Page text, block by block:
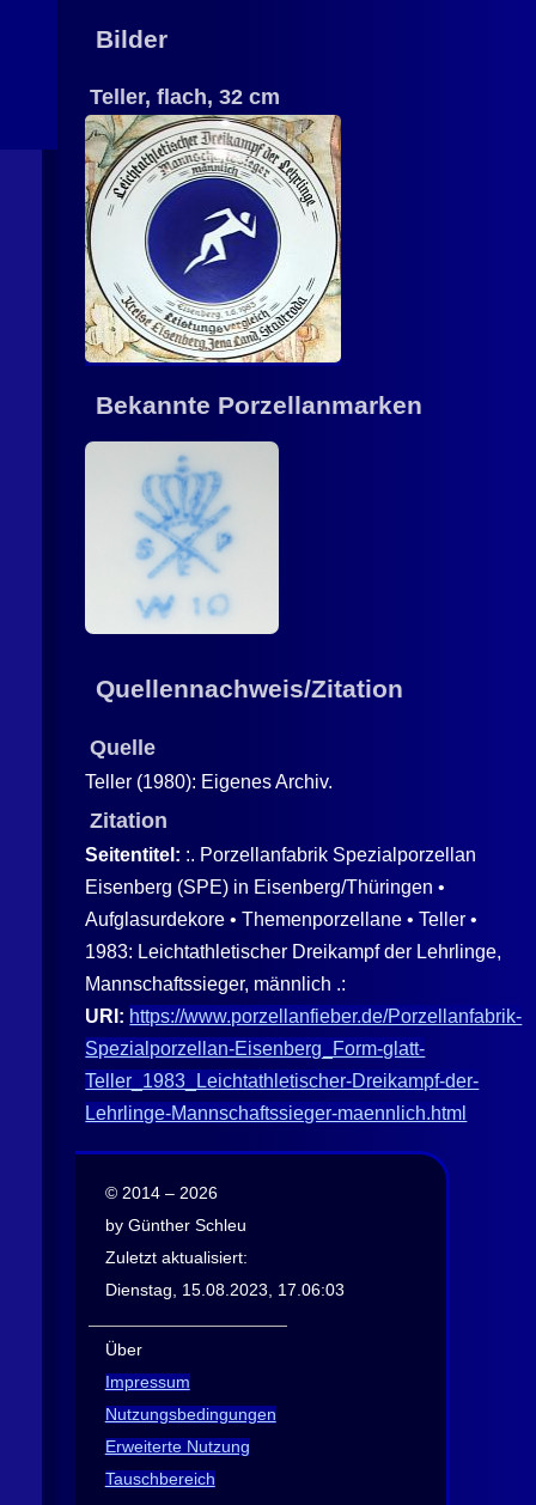
Bilder
Teller, flach, 32 cm
Bekannte Porzellanmarken
Quellennachweis/Zitation
Quelle
Teller (1980): Eigenes Archiv.
Zitation
Seitentitel: :. Porzellanfabrik Spezialporzellan
Eisenberg (SPE) in Eisenberg/Thüringen •
Aufglasurdekore • Themenporzellane • Teller •
1983: Leichtathletischer Dreikampf der Lehrlinge,
Mannschaftssieger, männlich .:
URI: https://www.porzellanfieber.de/Porzellanfabrik-
Spezialporzellan-Eisenberg_Form-glatt-
Teller_1983_Leichtathletischer-Dreikampf-der-
Lehrlinge-Mannschaftssieger-maennlich.html
© 2014 – 2026
by Günther Schleu
Zuletzt aktualisiert:
Dienstag, 15.08.2023, 17.06:03
Über
Impressum
Nutzungsbedingungen
Erweiterte Nutzung
Tauschbereich